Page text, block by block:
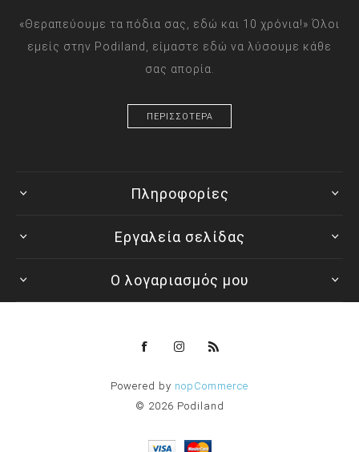
«Θεραπεύουμε τα πόδια σας, εδώ και 10 χρόνια!» Όλοι
εμείς στην Podiland, είμαστε εδώ να λύσουμε κάθε
σας απορία.
ΠΕΡΙΣΣΟΤΕΡΑ
Πληροφορίες
Εργαλεία σελίδας
Ο λογαριασμός μου
Powered by nopCommerce
© 2026 Podiland